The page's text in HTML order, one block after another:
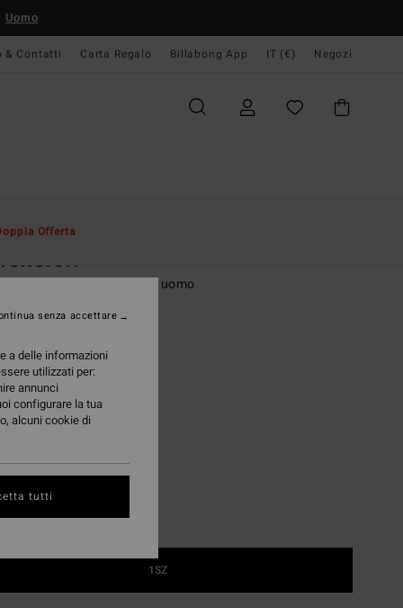
Uomo
& Contatti Carta Regalo Billabong App IT (€) Negozi
Offerta
a due facce Marrone uomo
(2 Recensioni)
€
Chocolate
1SZ
a delle informazioni
utilizzati per:
annunci
configurare la tua
alcuni cookie di
senza accettare
tutti